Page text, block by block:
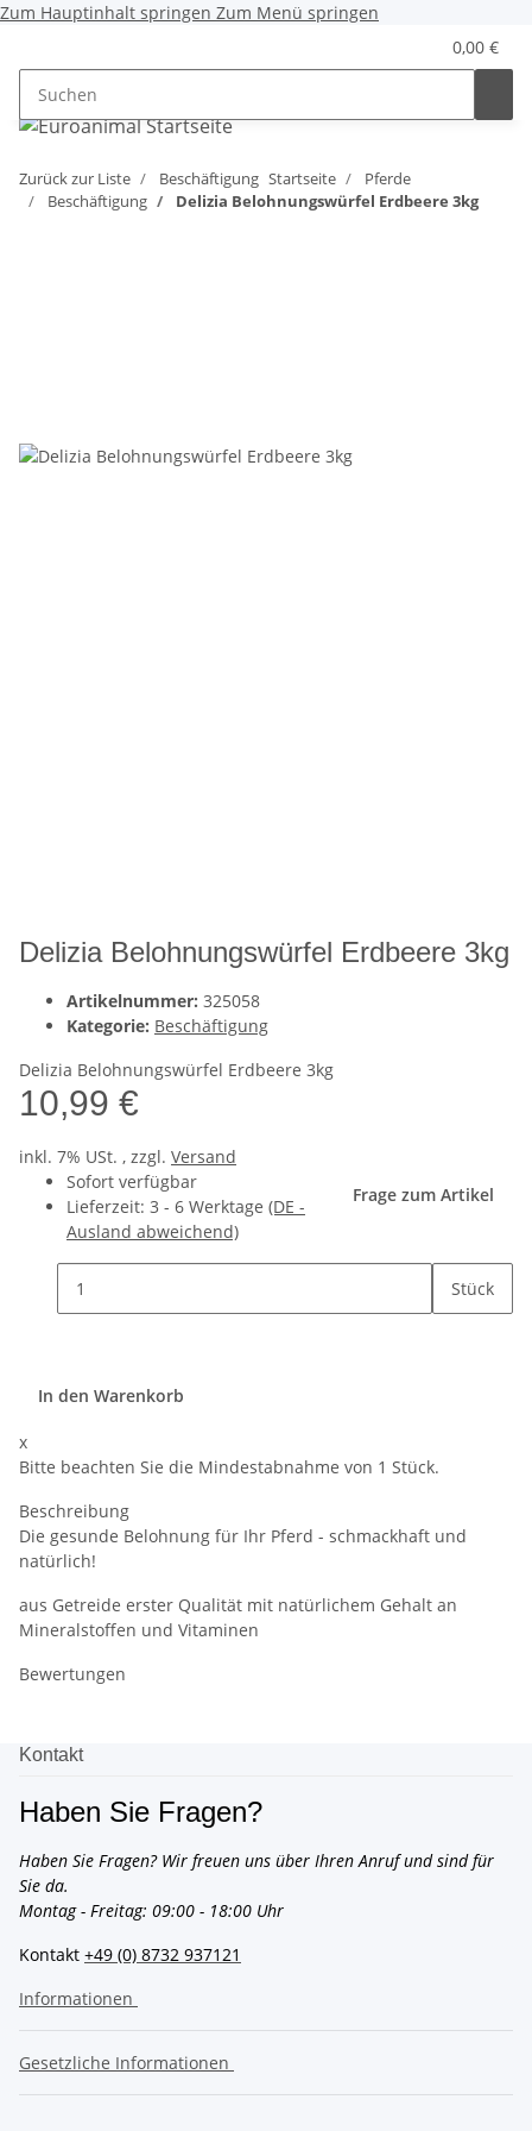
Zum Hauptinhalt springen Zum Menü springen
0,00 €
Zurück zur Liste Beschäftigung Startseite
Pferde
Beschäftigung
Delizia Belohnungswürfel Erdbeere 3kg
Delizia Belohnungswürfel Erdbeere 3kg
Artikelnummer: 325058
Kategorie: Beschäftigung
Delizia Belohnungswürfel Erdbeere 3kg
10,99 €
inkl. 7% USt. , zzgl. Versand
Sofort verfügbar
Lieferzeit: 3 - 6 Werktage (DE -
Ausland abweichend)
Frage zum Artikel
Stück
In den Warenkorb
x
Bitte beachten Sie die Mindestabnahme von 1 Stück.
Beschreibung
Die gesunde Belohnung für Ihr Pferd - schmackhaft und
natürlich!
aus Getreide erster Qualität mit natürlichem Gehalt an
Mineralstoffen und Vitaminen
Bewertungen
Kontakt
Haben Sie Fragen?
Haben Sie Fragen? Wir freuen uns über Ihren Anruf und sind für
Sie da.
Montag - Freitag: 09:00 - 18:00 Uhr
Kontakt +49 (0) 8732 937121
Informationen
Gesetzliche Informationen